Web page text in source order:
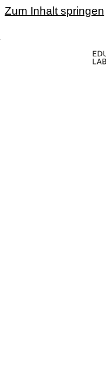
Zum Inhalt springen